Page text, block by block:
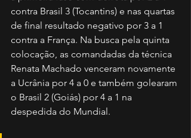
contra Brasil 3 (Tocantins) e nas quartas
de final resultado negativo por 3 a 1
contra a França. Na busca pela quinta
colocação, as comandadas da técnica
Renata Machado venceram novamente
a Ucrânia por 4 a 0 e também golearam
o Brasil 2 (Goiás) por 4 a 1 na
despedida do Mundial.